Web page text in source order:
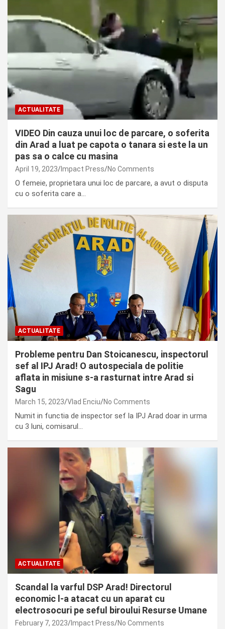
ACTUALITATE
VIDEO Din cauza unui loc de parcare, o soferita
din Arad a luat pe capota o tanara si este la un
pas sa o calce cu masina
April 19, 2023 Impact Press No Comments
O femeie, proprietara unui loc de parcare, a avut o disputa
cu o soferita care a…
ACTUALITATE
Probleme pentru Dan Stoicanescu, inspectorul
sef al IPJ Arad! O autospeciala de politie
aflata in misiune s-a rasturnat intre Arad si
Sagu
March 15, 2023 Vlad Enciu No Comments
Numit in functia de inspector sef la IPJ Arad doar in urma
cu 3 luni, comisarul…
ACTUALITATE
Scandal la varful DSP Arad! Directorul
economic l-a atacat cu un aparat cu
electrosocuri pe seful biroului Resurse Umane
February 7, 2023 Impact Press No Comments